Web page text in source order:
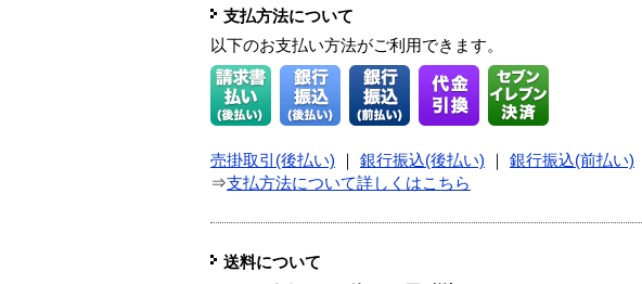
支払方法について
以下のお支払い方法がご利用できます。
売掛取引(後払い) 銀行振込(後払い) 銀行振込(前払い)
⇒支払方法について詳しくはこちら
送料について